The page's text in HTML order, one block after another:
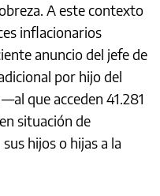
A este contexto
inflacionarios
anuncio del jefe de
por hijo del
que acceden 41.281
situación de
hijos o hijas a la